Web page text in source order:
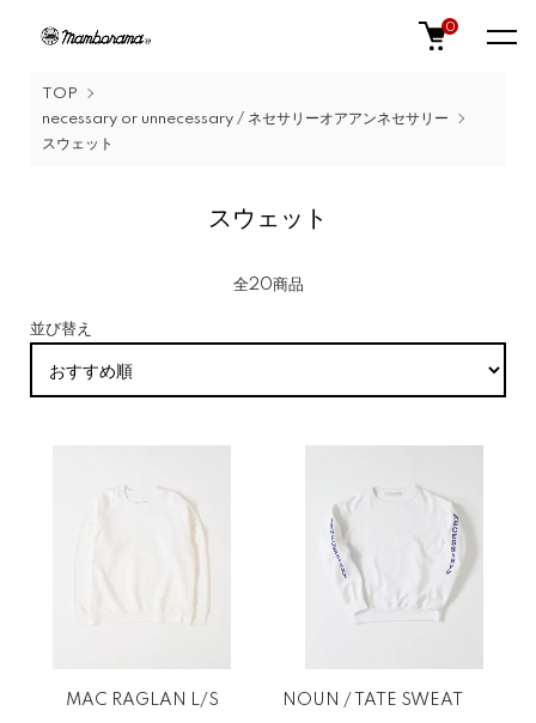
0
TOP
necessary or unnecessary / ネセサリーオアアンネセサリー
スウェット
スウェット
全20商品
並び替え
MAC RAGLAN L/S
NOUN / TATE SWEAT